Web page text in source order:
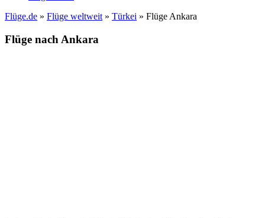
Flüge.de » Flüge weltweit » Türkei » Flüge Ankara
Flüge nach Ankara